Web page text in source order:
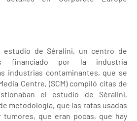
estudio de Séralini, un centro de
financiado por la industria
industrias contaminantes, que se
Centre, (SCM) compiló citas de
el estudio de Séralini,
metodología, que las ratas usadas
que eran pocas, que hay